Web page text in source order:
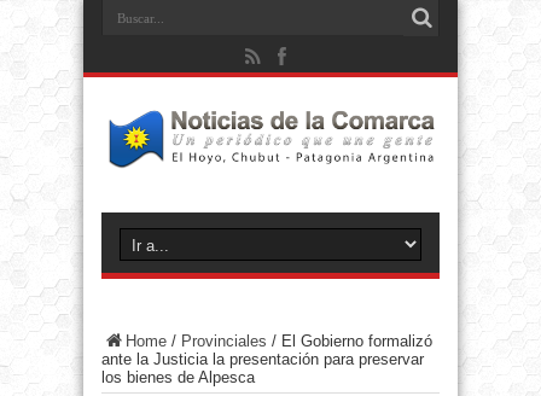
Home / Provinciales / El Gobierno formalizó
ante la Justicia la presentación para preservar
los bienes de Alpesca